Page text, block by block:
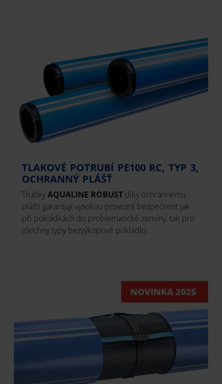
TLAKOVÉ POTRUBÍ PE100 RC, TYP 3,
OCHRANNÝ PLÁŠŤ
TrubkyAQUALINE ROBUST díky ochrannému
plášti garantují vysokou provozní bezpečnost jak
při pokládkách do problematické zeminy, tak pro
všechny typy bezvýkopové pokládky.